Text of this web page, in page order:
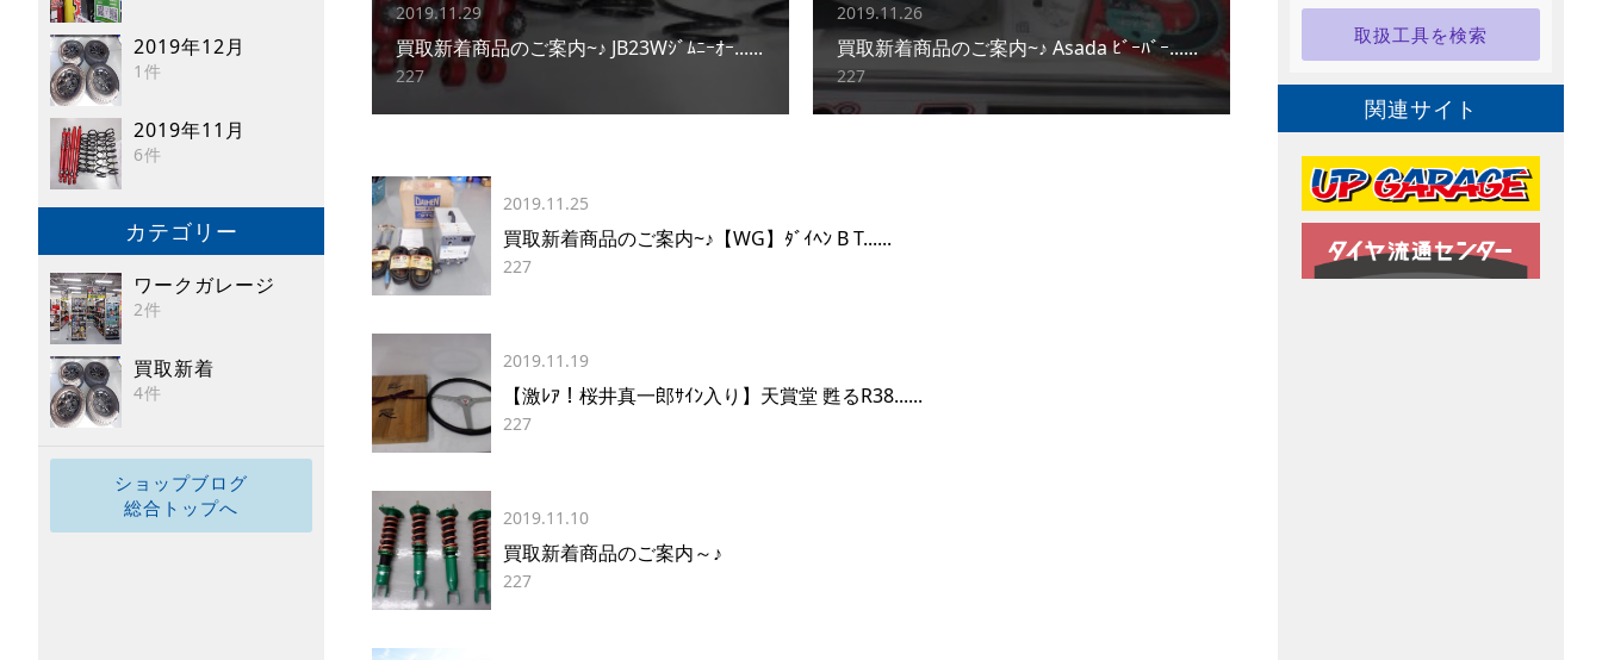
2019年12月
1件
2019年11月
6件
カテゴリー
ワークガレージ
2件
買取新着
4件
ショップブログ
総合トップへ
2019.11.29
買取新着商品のご案内~♪ JB23Wｼﾞﾑﾆｰｵｰ......
227
2019.11.26
買取新着商品のご案内~♪ Asada ﾋﾞｰﾊﾞｰ......
227
2019.11.25
買取新着商品のご案内~♪【WG】ﾀﾞｲﾍﾝ B T......
227
2019.11.19
【激ﾚｱ！桜井真一郎ｻｲﾝ入り】天賞堂 甦るR38......
227
2019.11.10
買取新着商品のご案内～♪
227
取扱工具を検索
関連サイト